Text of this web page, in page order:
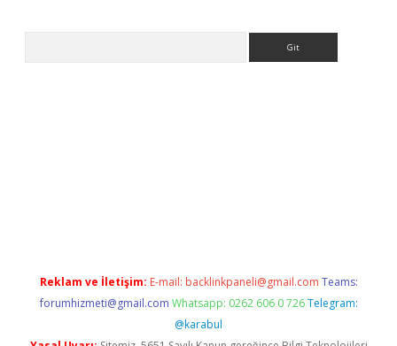
Reklam ve İletişim: E-mail: backlinkpaneli@gmail.com Teams:
forumhizmeti@gmail.com Whatsapp: 0262 606 0 726 Telegram:
@karabul